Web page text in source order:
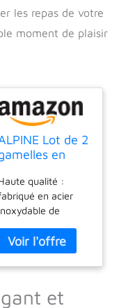
les repas de votre
moment de plaisir
Lot de 2
en
pour
en
métal pour
et
à Double
qualité :
en acier
de
de haute qualité,
résistant à
rouille et sans
de votre
et